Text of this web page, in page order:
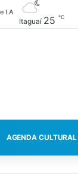
I.A
Itaguaí 25 ℃
AGENDA CULTURAL